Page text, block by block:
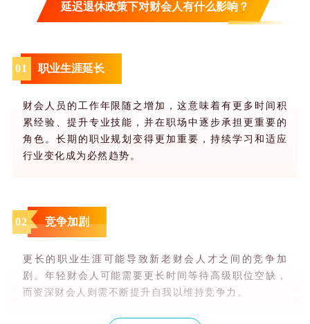
延迟退休政策下对财会人有什么影响？
01 职业生涯延长
财会人员的工作年限随之增加，这意味着有更多时间积
累经验、提升专业技能，并在职场中逐步承担更重要的
角色。长期的职业规划变得更加重要，持续学习和适应
行业变化成为必然趋势。
02 竞争加剧
更长的职业生涯可能导致新老财会人才之间的竞争加
剧。年轻财会人可能需要更长时间等待高级职位空缺，
而资深财会人则需不断提升自我以维持竞争力。